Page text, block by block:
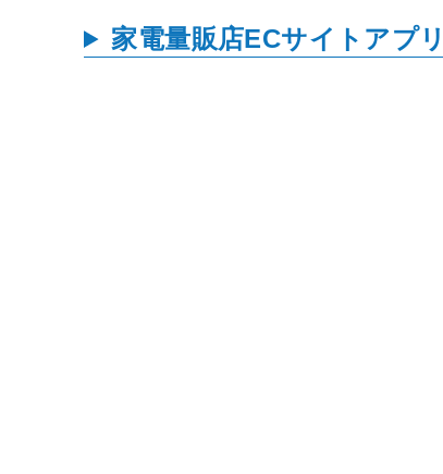
家電量販店ECサイトアプリ